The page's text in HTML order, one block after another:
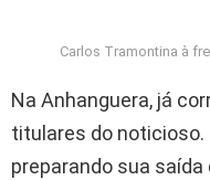
Carlos Tramontina à
Na Anhanguera, já
titulares do noticioso.
preparando sua